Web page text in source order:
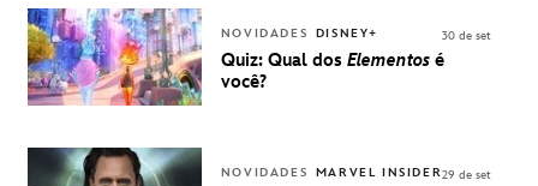
DISNEY
NOVIDADES DISNEY+
Quiz: Qual dos Elementos é
você?
30 de set
NOVIDADES MARVEL INSIDER29 de set